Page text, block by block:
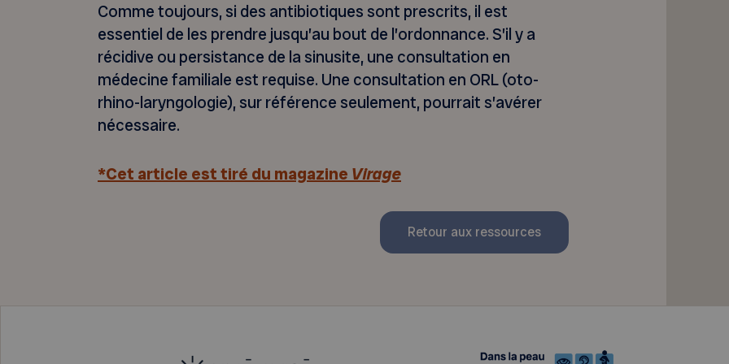
Comme toujours, si des antibiotiques sont prescrits, il est
essentiel de les prendre jusqu’au bout de l’ordonnance. S’il y a
récidive ou persistance de la sinusite, une consultation en
médecine familiale est requise. Une consultation en ORL (oto-
rhino-laryngologie), sur référence seulement, pourrait s’avérer
nécessaire.
*Cet article est tiré du magazine Virage
Retour aux ressources